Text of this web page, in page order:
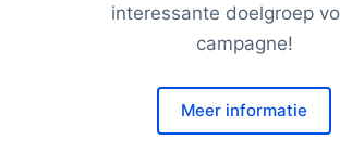
interessante doelgroep
campagne!
Meer informatie